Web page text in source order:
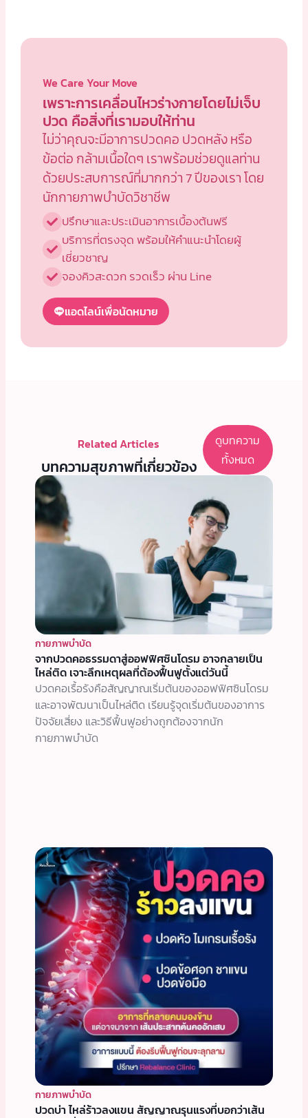
We Care Your Move
เพราะการเคลื่อนไหวร่างกายโดยไม่เจ็บ
ปวด คือสิ่งที่เรามอบให้ท่าน
ไม่ว่าคุณจะมีอาการปวดคอ ปวดหลัง หรือ
ข้อต่อ กล้ามเนื้อใดๆ เราพร้อมช่วยดูแลท่าน
ด้วยประสบการณ์ที่มากกว่า 7 ปีของเรา โดย
นักกายภาพบำบัดวิชาชีพ
ปรึกษาและประเมินอาการเบื้องต้นฟรี
บริการที่ตรงจุด พร้อมให้คำแนะนำโดยผู้
เชี่ยวชาญ
จองคิวสะดวก รวดเร็ว ผ่าน Line
แอดไลน์เพื่อนัดหมาย
Related Articles
บทความสุขภาพที่เกี่ยวข้อง
ดูบทความ
ทั้งหมด
กายภาพบำบัด
จากปวดคอธรรมดาสู่ออฟฟิศซินโดรม อาจกลายเป็น
ไหล่ติด เจาะลึกเหตุผลที่ต้องฟื้นฟูตั้งแต่วันนี้
ปวดคอเรื้อรังคือสัญญาณเริ่มต้นของออฟฟิศซินโดรม
และอาจพัฒนาเป็นไหล่ติด เรียนรู้จุดเริ่มต้นของอาการ
ปัจจัยเสี่ยง และวิธีฟื้นฟูอย่างถูกต้องจากนัก
กายภาพบำบัด
กายภาพบำบัด
ปวดบ่า ไหล่ร้าวลงแขน สัญญาณรุนแรงที่บอกว่าเส้น